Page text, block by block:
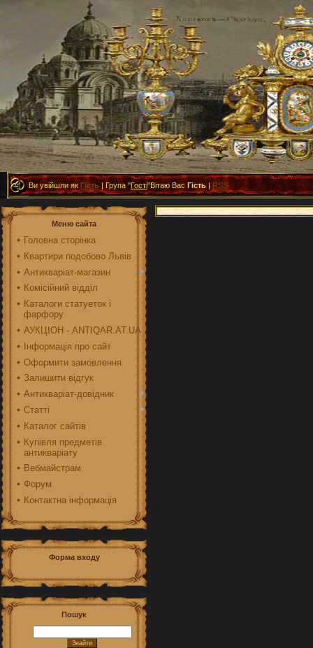
Ви увійшли як Гість|Група"Гості"Вітаю Вас Гість |RSS
Меню сайта
Головна сторінка
Квартири подобово Львів
Антикваріат-магазин
Комісійний відділ
Каталоги статуеток і
фарфору
АУКЦІОН - ANTIQAR.AT.UA
Інформація про сайт
Оформити замовлення
Залишити відгук
Антикваріат-довідник
Статті
Каталог сайтів
Купівля предметів
антикваріату
Вебмайстрам
Форум
Контактна інформація
Форма входу
Пошук